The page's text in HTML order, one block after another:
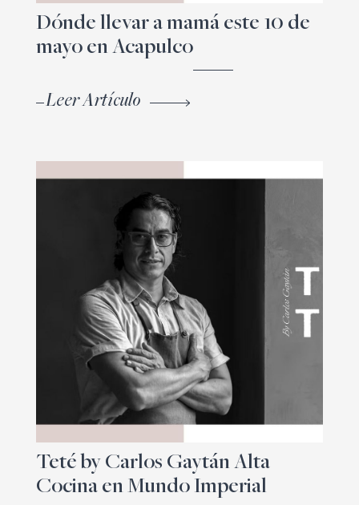
Dónde llevar a mamá este 10 de
mayo en Acapulco
Leer Artículo
Teté by Carlos Gaytán Alta
Cocina en Mundo Imperial